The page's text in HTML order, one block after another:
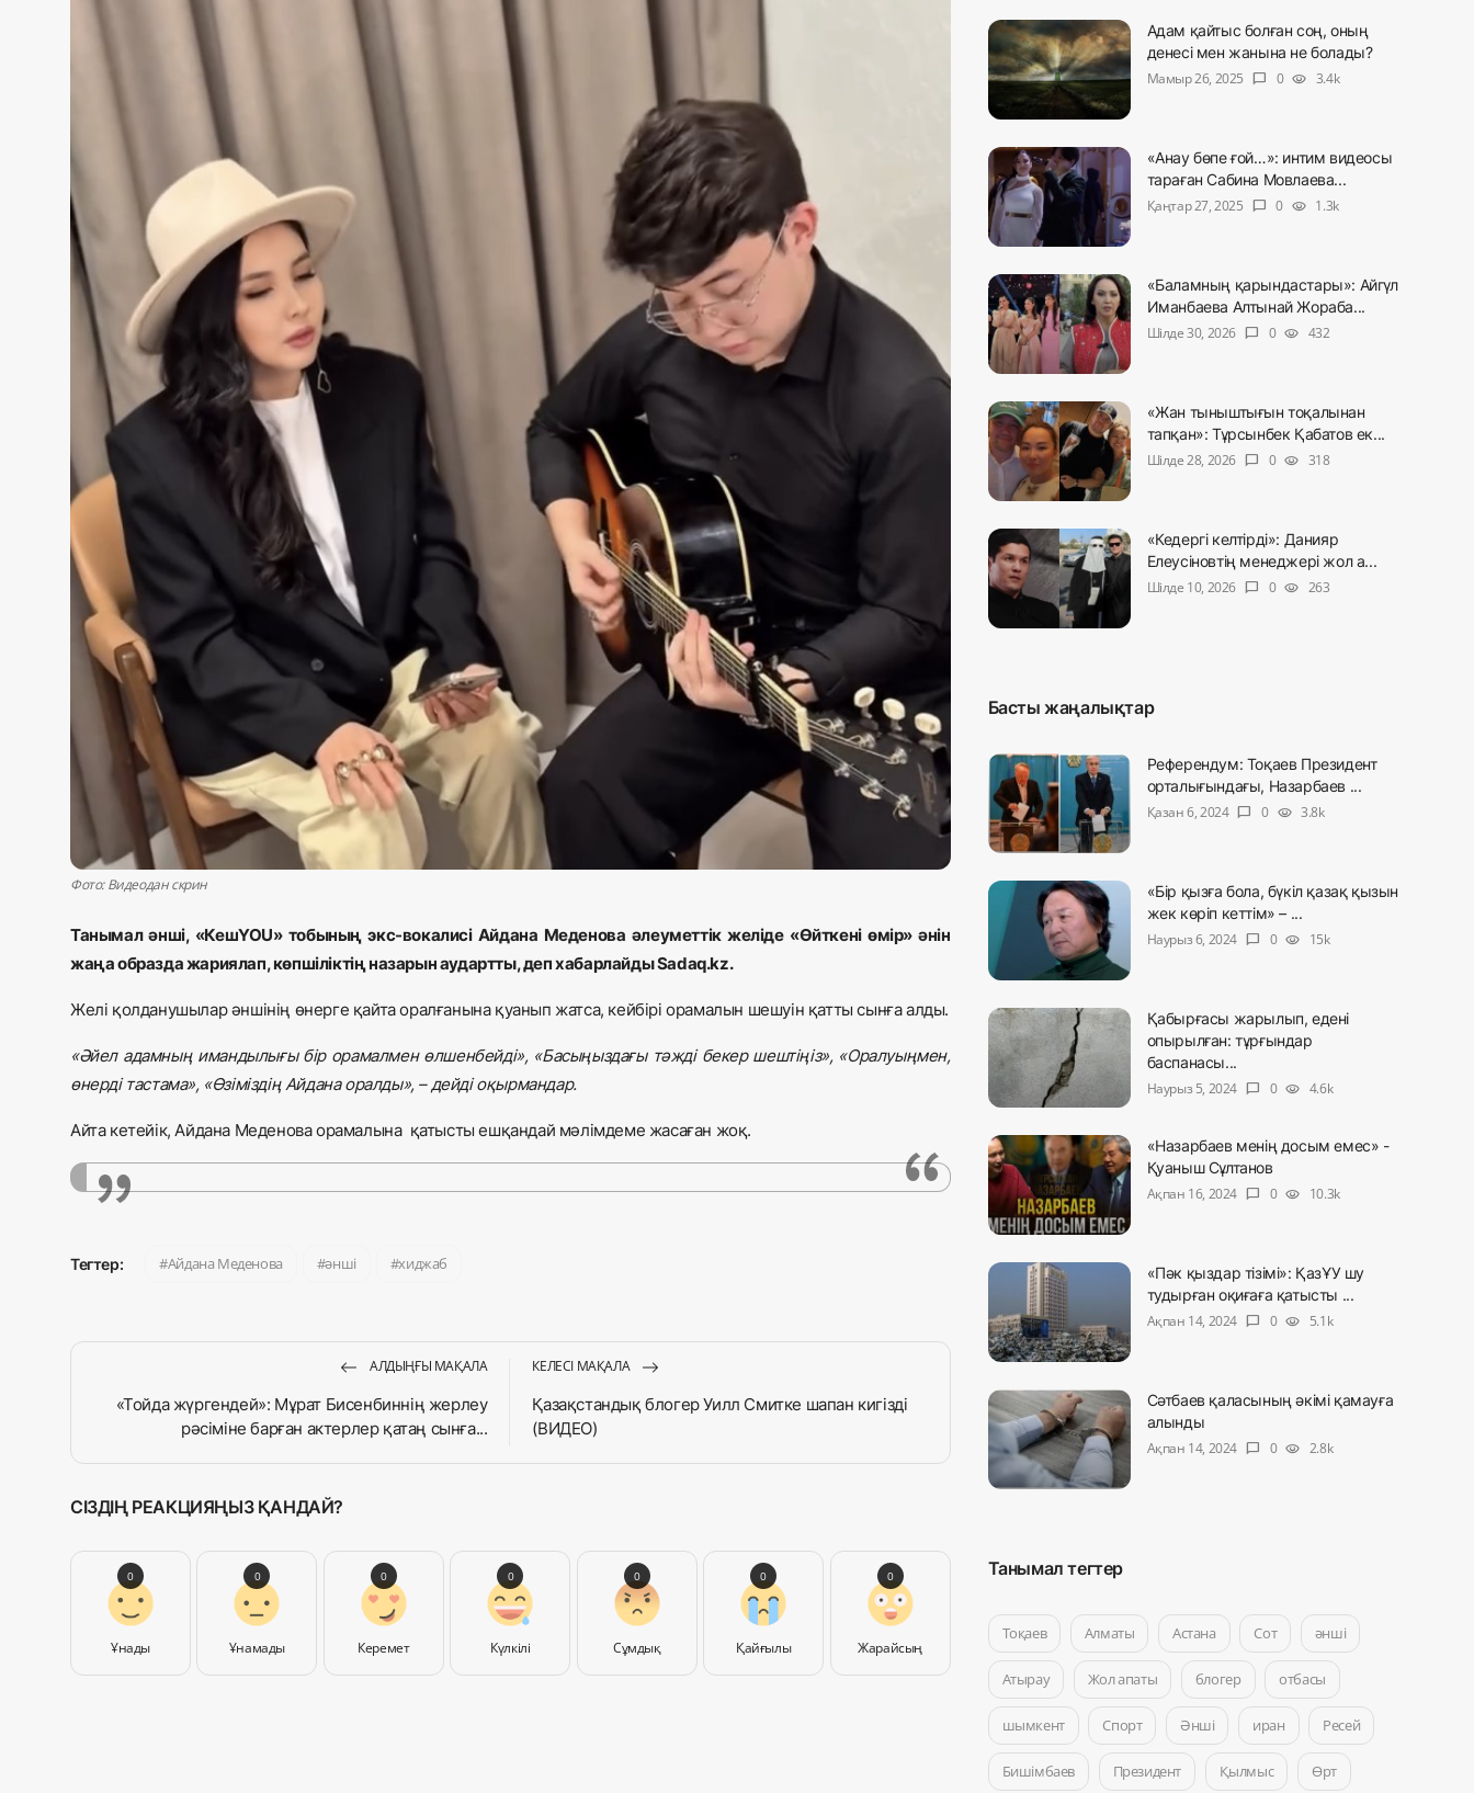
Журналистік зерттеу
Қазақ тілі
Фото: Видеодан скрин
Танымал әнші, «КешYOU» тобының экс-вокалисі Айдана Меденова әлеуметтік желіде «Өйткені өмір» әнін
жаңа образдажариялап, көпшіліктің назарын аудартты, деп хабарлайды Sadaq.kz.
Желі қолданушылар әншінің өнерге қайта оралғанына қуанып жатса, кейбірі орамалын шешуін қатты сынға алды.
«Әйел адамның имандылығы бір орамалмен өлшенбейді», «Басыңыздағы тәжді бекер шештіңіз», «Оралуыңмен,
өнерді тастама», «Өзіміздің Айдана оралды», – дейді оқырмандар.
Айта кетейік, Айдана Меденова орамалына қатысты ешқандай мәлімдеме жасаған жоқ.
Тегтер: Айдана Меденова әнші хиджаб
АЛДЫҢҒЫ МАҚАЛА
«Тойда жүргендей»: Мұрат Бисенбиннің жерлеу
рәсіміне барған актерлер қатаң сынға...
КЕЛЕСІ МАҚАЛА
Қазақстандық блогер Уилл Смитке шапан кигізді
(ВИДЕО)
СІЗДІҢ РЕАКЦИЯҢЫЗ ҚАНДАЙ?
Ұнады
0
Ұнамады
0
Керемет
0
Күлкілі
0
Сұмдық
0
Қайғылы
0
Жарайсың
0
Адам қайтыс болған соң, оның
денесі мен жанына не болады?
Мамыр 26, 2025
chat_bubble 0 visibility 3.4k
«Анау бөпе ғой…»: интим видеосы
тараған Сабина Мовлаева...
Қаңтар 27, 2025
chat_bubble 0 visibility 1.3k
«Баламның қарындастары»: Айгүл
Иманбаева Алтынай Жораба...
Шілде 30, 2026
chat_bubble 0 visibility 432
«Жан тыныштығын тоқалынан
тапқан»: Тұрсынбек Қабатов ек...
Шілде 28, 2026
chat_bubble 0 visibility 318
«Кедергі келтірді»: Данияр
Елеусіновтің менеджері жол а...
Шілде 10, 2026
chat_bubble 0 visibility 263
Басты жаңалықтар
Референдум: Тоқаев Президент
орталығындағы, Назарбаев ...
Қазан 6, 2024 chat_bubble 0 visibility 3.8k
«Бір қызға бола, бүкіл қазақ қызын
жек көріп кеттім» – ...
Наурыз 6, 2024
chat_bubble 0 visibility 15k
Қабырғасы жарылып, едені
опырылған: тұрғындар
баспанасы...
Наурыз 5, 2024
chat_bubble 0 visibility 4.6k
«Назарбаев менің досым емес» -
Қуаныш Сұлтанов
Ақпан 16, 2024
chat_bubble 0 visibility 10.3k
«Пәк қыздар тізімі»: ҚазҰУ шу
тудырған оқиғаға қатысты ...
Ақпан 14, 2024
chat_bubble 0 visibility 5.1k
Сәтбаев қаласының әкімі қамауға
алынды
Ақпан 14, 2024
chat_bubble 0 visibility 2.8k
Танымал тегтер
Тоқаев Алматы Астана Сот әнші
Атырау Жол апаты блогер отбасы
шымкент Спорт Әнші иран Ресей
Бишімбаев Президент Қылмыс Өрт